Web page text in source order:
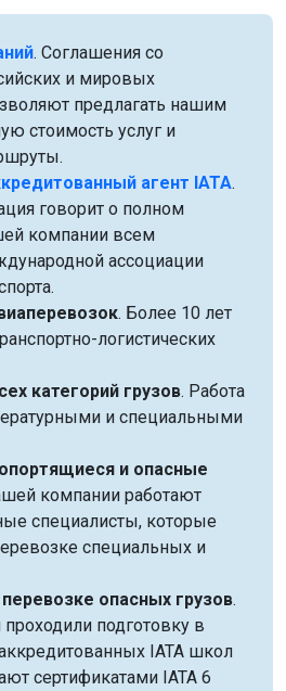
. Соглашения со
и мировых
предлагать нашим
стоимость услуг и
агент IATA.
говорит о полном
компании всем
ассоциации
. Более 10 лет
логистических
категорий грузов. Работа
и специальными
и опасные
компании работают
специалисты, которые
специальных и
опасных грузов.
подготовку в
IATA школ
сертификатами IATA 6